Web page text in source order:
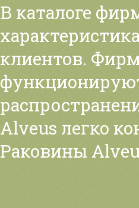
В каталоге
клиентов.
Alveus легко
Раковины